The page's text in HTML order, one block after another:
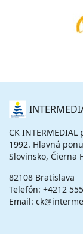
O
NÁS
CK
1992. Hlavná
Slovinsko, Čierna
82108 Bratislava
Telefón: +4212
Email: